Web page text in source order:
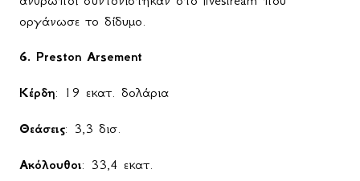
οργάνωσε το δίδυμο.
6. Preston Arsement
Κέρδη: 19 εκατ. δολάρια
Θεάσεις: 3,3 δισ.
Ακόλουθοι: 33,4 εκατ.